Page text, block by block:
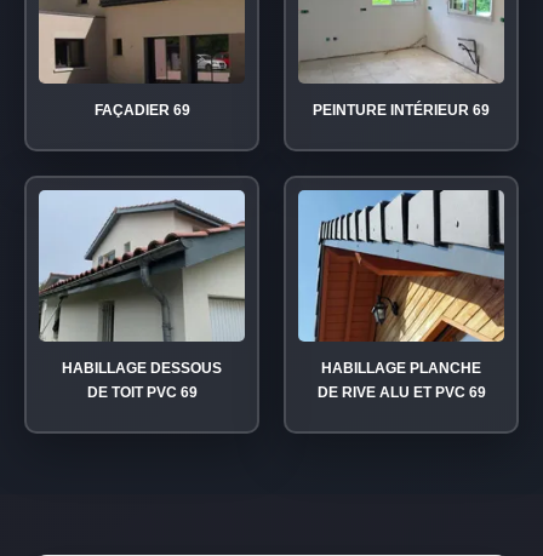
FAÇADIER 69 PEINTURE INTÉRIEUR 69
HABILLAGE DESSOUS
DE TOIT PVC 69
HABILLAGE PLANCHE
DE RIVE ALU ET PVC 69